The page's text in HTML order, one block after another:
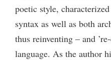
poetic style,
syntax as well as both
thus reinventing – and
language. As the author